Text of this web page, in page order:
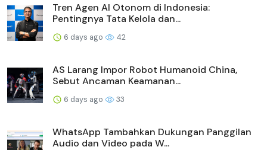
Tren Agen AI Otonom di Indonesia:
Pentingnya Tata Kelola dan...
6 days ago 42
AS Larang Impor Robot Humanoid China,
Sebut Ancaman Keamanan...
6 days ago 33
WhatsApp Tambahkan Dukungan Panggilan
Audio dan Video pada W...